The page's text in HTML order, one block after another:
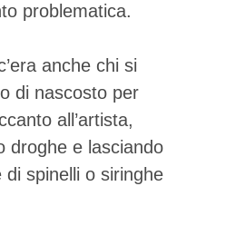
problematica.
anche chi si
di nascosto per
all’artista,
droghe e lasciando
di spinelli o siringhe